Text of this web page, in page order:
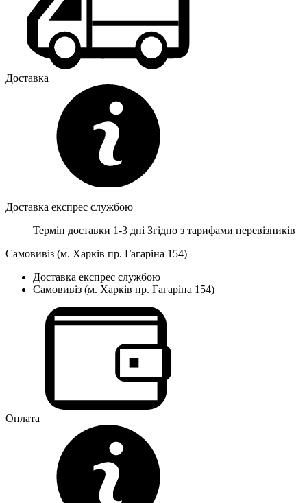
Доставка
Доставка експрес службою
Термін доставки 1-3 дні Згідно з тарифами перевізників
Самовивіз (м. Харків пр. Гагаріна 154)
Доставка експрес службою
Самовивіз (м. Харків пр. Гагаріна 154)
Оплата